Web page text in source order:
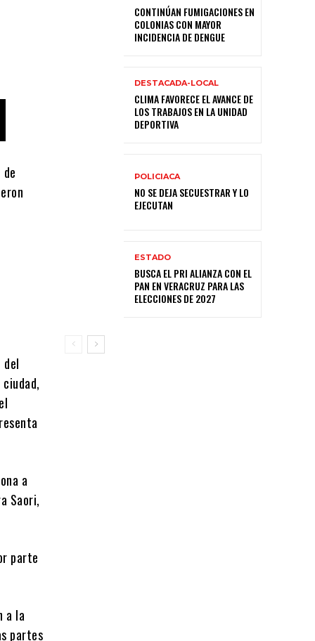
a
Saori,
parte
a la
partes
CONTINÚAN FUMIGACIONES EN
COLONIAS CON MAYOR
INCIDENCIA DE DENGUE
DESTACADA-LOCAL
CLIMA FAVORECE EL AVANCE DE
LOS TRABAJOS EN LA UNIDAD
DEPORTIVA
POLICIACA
NO SE DEJA SECUESTRAR Y LO
EJECUTAN
ESTADO
BUSCA EL PRI ALIANZA CON EL
PAN EN VERACRUZ PARA LAS
ELECCIONES DE 2027